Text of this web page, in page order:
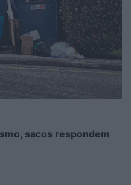
sacos respondem